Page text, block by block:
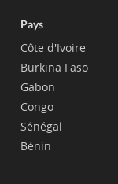
Pays
Côte d'Ivoire
Burkina Faso
Gabon
Congo
Sénégal
Bénin